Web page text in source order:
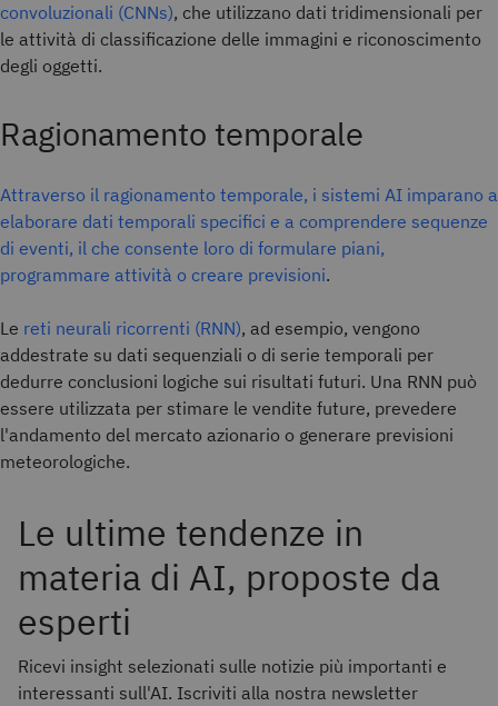
convoluzionali (CNNs), che utilizzano dati tridimensionali per
le attività di classificazione delle immagini e riconoscimento
degli oggetti.
Ragionamento temporale
Attraverso il ragionamento temporale, i sistemi AI imparano a
elaborare dati temporali specifici e a comprendere sequenze
di eventi, il che consente loro di formulare piani,
programmare attività o creare previsioni.
Le reti neurali ricorrenti (RNN), ad esempio, vengono
addestrate su dati sequenziali o di serie temporali per
dedurre conclusioni logiche sui risultati futuri. Una RNN può
essere utilizzata per stimare le vendite future, prevedere
l'andamento del mercato azionario o generare previsioni
meteorologiche.
Le ultime tendenze in
materia di AI, proposte da
esperti
Ricevi insight selezionati sulle notizie più importanti e
interessanti sull'AI. Iscriviti alla nostra newsletter